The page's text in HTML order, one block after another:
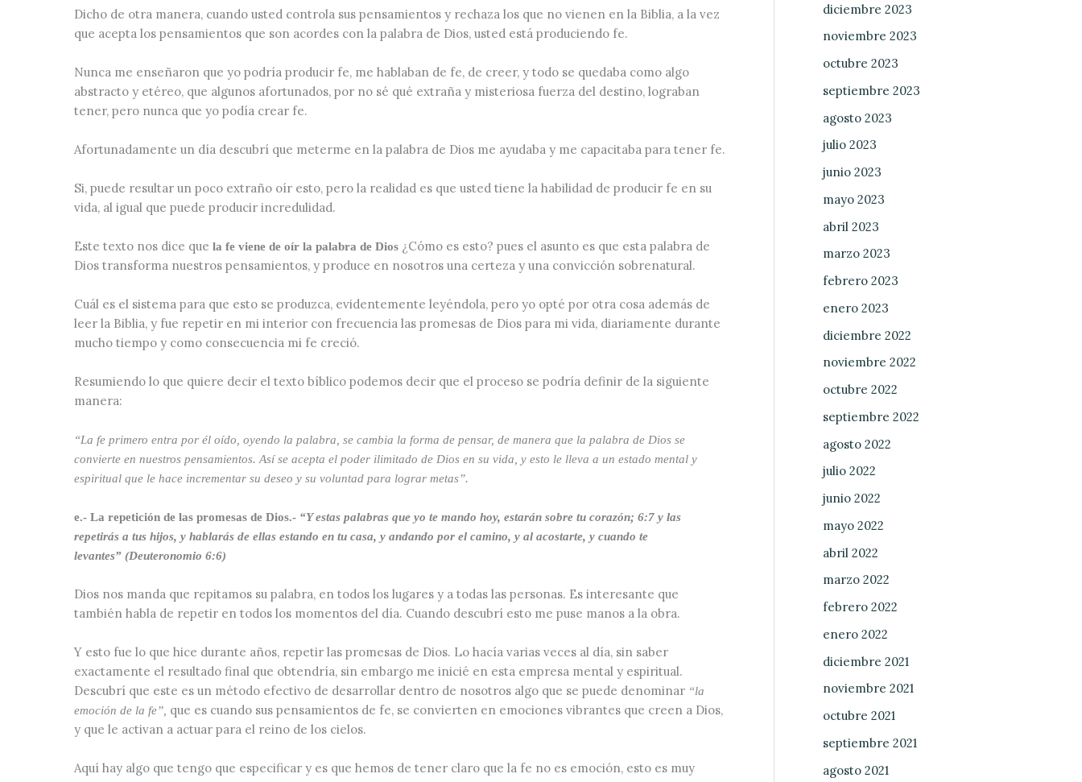
Dicho de otra manera, cuando usted controla sus pensamientos y rechaza los que no vienen en la Biblia, a la vez
que acepta los pensamientos que son acordes con la palabra de Dios, usted está produciendo fe.
Nunca me enseñaron que yo podría producir fe, me hablaban de fe, de creer, y todo se quedaba como algo
abstracto y etéreo, que algunos afortunados, por no sé qué extraña y misteriosa fuerza del destino, lograban
tener, pero nunca que yo podía crear fe.
Afortunadamente un día descubrí que meterme en la palabra de Dios me ayudaba y me capacitaba para tener fe.
Si, puede resultar un poco extraño oír esto, pero la realidad es que usted tiene la habilidad de producir fe en su
vida, al igual que puede producir incredulidad.
Este texto nos dice que la fe viene de oír la palabra de Dios ¿Cómo es esto? pues el asunto es que esta palabra de
Dios transforma nuestros pensamientos, y produce en nosotros una certeza y una convicción sobrenatural.
Cuál es el sistema para que esto se produzca, evidentemente leyéndola, pero yo opté por otra cosa además de
leer la Biblia, y fue repetir en mi interior con frecuencia las promesas de Dios para mi vida, diariamente durante
mucho tiempo y como consecuencia mi fe creció.
Resumiendo lo que quiere decir el texto bíblico podemos decir que el proceso se podría definir de la siguiente
manera:
“La fe primero entra por él oído, oyendo la palabra, se cambia la forma de pensar, de manera que la palabra de Dios se
convierte en nuestros pensamientos. Así se acepta el poder ilimitado de Dios en su vida, y esto le lleva a un estado mental y
espiritual que le hace incrementar su deseo y su voluntad para lograr metas”.
e.- La repetición de las promesas de Dios.- “Y estas palabras que yo te mando hoy, estarán sobre tu corazón; 6:7 y las
repetirás a tus hijos, y hablarás de ellas estando en tu casa, y andando por el camino, y al acostarte, y cuando te
levantes” (Deuteronomio 6:6)
Dios nos manda que repitamos su palabra, en todos los lugares y a todas las personas. Es interesante que
también habla de repetir en todos los momentos del día. Cuando descubrí esto me puse manos a la obra.
Y esto fue lo que hice durante años, repetir las promesas de Dios. Lo hacía varias veces al día, sin saber
exactamente el resultado final que obtendría, sin embargo me inicié en esta empresa mental y espiritual.
Descubrí que este es un método efectivo de desarrollar dentro de nosotros algo que se puede denominar “la
emoción de la fe”, que es cuando sus pensamientos de fe, se convierten en emociones vibrantes que creen a Dios,
y que le activan a actuar para el reino de los cielos.
Aquí hay algo que tengo que especificar y es que hemos de tener claro que la fe no es emoción, esto es muy
diciembre 2023
noviembre 2023
octubre 2023
septiembre 2023
agosto 2023
julio 2023
junio 2023
mayo 2023
abril 2023
marzo 2023
febrero 2023
enero 2023
diciembre 2022
noviembre 2022
octubre 2022
septiembre 2022
agosto 2022
julio 2022
junio 2022
mayo 2022
abril 2022
marzo 2022
febrero 2022
enero 2022
diciembre 2021
noviembre 2021
octubre 2021
septiembre 2021
agosto 2021